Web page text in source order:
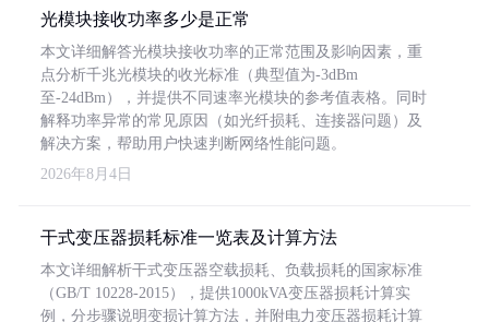
光模块接收功率多少是正常
本文详细解答光模块接收功率的正常范围及影响因素，重
点分析千兆光模块的收光标准（典型值为-3dBm
至-24dBm），并提供不同速率光模块的参考值表格。同时
解释功率异常的常见原因（如光纤损耗、连接器问题）及
解决方案，帮助用户快速判断网络性能问题。
2026年8月4日
干式变压器损耗标准一览表及计算方法
本文详细解析干式变压器空载损耗、负载损耗的国家标准
（GB/T 10228-2015），提供1000kVA变压器损耗计算实
例，分步骤说明变损计算方法，并附电力变压器损耗计算